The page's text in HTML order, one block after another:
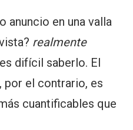
anuncio en una valla
realmente
difícil saberlo. El
por el contrario, es
cuantificables que